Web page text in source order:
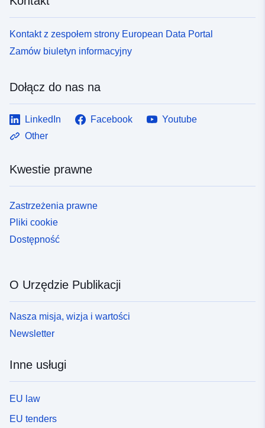
Kontakt z zespołem strony European Data Portal
Zamów biuletyn informacyjny
Dołącz do nas na
LinkedIn Facebook
Youtube
Other
Kwestie prawne
Zastrzeżenia prawne
Pliki cookie
Dostępność
O Urzędzie Publikacji
Nasza misja, wizja i wartości
Newsletter
Inne usługi
EU law
EU tenders